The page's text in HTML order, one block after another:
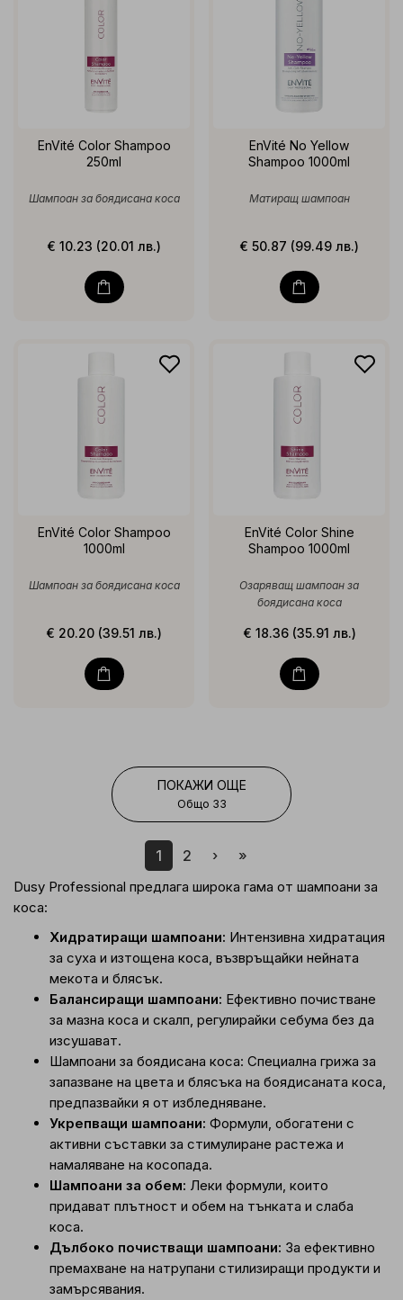
EnVité Color Shampoo
250ml
Шампоан за боядисана коса
€ 10.23 (20.01 лв.)
EnVité No Yellow
Shampoo 1000ml
Матиращ шампоан
€ 50.87 (99.49 лв.)
EnVité Color Shampoo
1000ml
Шампоан за боядисана коса
€ 20.20 (39.51 лв.)
EnVité Color Shine
Shampoo 1000ml
Озаряващ шампоан за
боядисана коса
€ 18.36 (35.91 лв.)
ПОКАЖИ ОЩЕ
Общо 33
1 2 › »
Dusy Professional предлага широка гама от шампоани за
коса:
Хидратиращи шампоани: Интензивна хидратация
за суха и изтощена коса, възвръщайки нейната
мекота и блясък.
Балансиращи шампоани: Ефективно почистване
за мазна коса и скалп, регулирайки себума без да
изсушават.
Шампоани за боядисана коса: Специална грижа за
запазване на цвета и блясъка на боядисаната коса,
предпазвайки я от избледняване.
Укрепващи шампоани: Формули, обогатени с
активни съставки за стимулиране растежа и
намаляване на косопада.
Шампоани за обем: Леки формули, които
придават плътност и обем на тънката и слаба
коса.
Дълбоко почистващи шампоани: За ефективно
премахване на натрупани стилизиращи продукти и
замърсявания.